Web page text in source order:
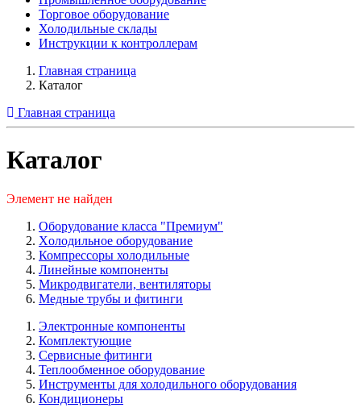
Торговое оборудование
Холодильные склады
Инструкции к контроллерам
Главная страница
Каталог
Главная страница
Каталог
Элемент не найден
Оборудование класса "Премиум"
Xолодильное оборудование
Компрессоры холодильные
Линейные компоненты
Микродвигатели, вентиляторы
Медные трубы и фитинги
Электронные компоненты
Комплектующие
Сервисные фитинги
Теплообменное оборудование
Инструменты для холодильного оборудования
Кондиционеры